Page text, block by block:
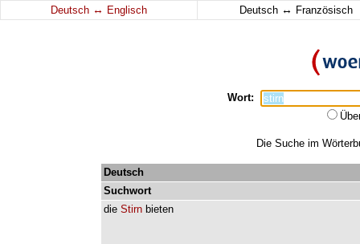
Deutsch ↔ Englisch Deutsch ↔ Französisch
Wort:
Die Suche im
Deutsch
Suchwort
die Stirn bieten